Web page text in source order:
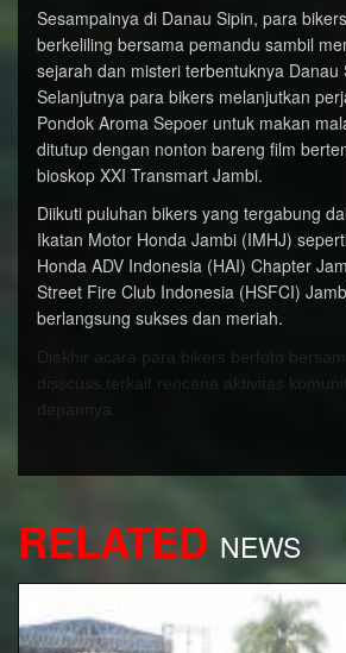
Sesampainya di Danau Sipin, para
berkeliling bersama pemandu sambil
sejarah dan misteri terbentuknya Danau
Selanjutnya para bikers melanjutkan
Pondok Aroma Sepoer untuk makan
ditutup dengan nonton bareng film
bioskop XXI Transmart Jambi.
Diikuti puluhan bikers yang tergabung
Ikatan Motor Honda Jambi (IMHJ)
Honda ADV Indonesia (HAI) Chapter
Street Fire Club Indonesia (HSFCI)
berlangsung sukses dan meriah.
Diakhir acara para bikers berfoto
disscuss terkait rencana aktivitas
RELATED NEWS